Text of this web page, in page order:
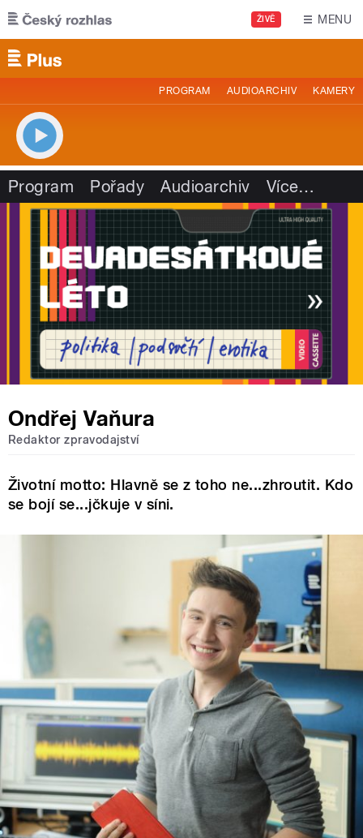
Přejít k hlavnímu obsahu
ŽIVĚ MENU
PROGRAM AUDIOARCHIV KAMERY
Program Pořady Audioarchiv Více…
Ondřej Vaňura
Redaktor zpravodajství
Životní motto: Hlavně se z toho ne...zhroutit. Kdo
se bojí se...jčkuje v síni.